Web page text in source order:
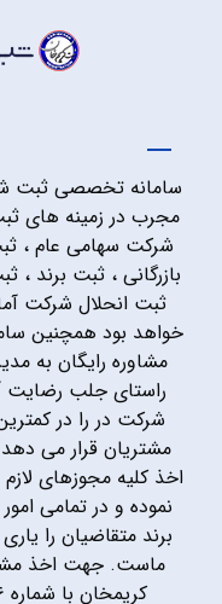
سامانه تخصصی ثبت
مجرب در زمینه های
شرکت سهامی عام ،
بازرگانی ، ثبت برند
ثبت انحلال شرکت
خواهد بود همچنین
مشاوره رایگان به
راستای جلب رضایت
شرکت در را در
مشتریان قرار می
اخذ کلیه مجوزهای
نموده و در تمامی
برند متقاضیان را
ماست. جهت اخذ
کریمخان با شماره ۰۲۱۸۷۱۴۶ تماس حاصل فرمایید.